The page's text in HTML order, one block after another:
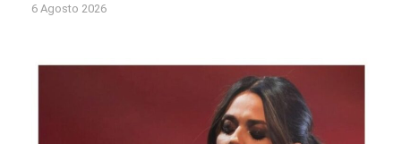
6 Agosto 2026